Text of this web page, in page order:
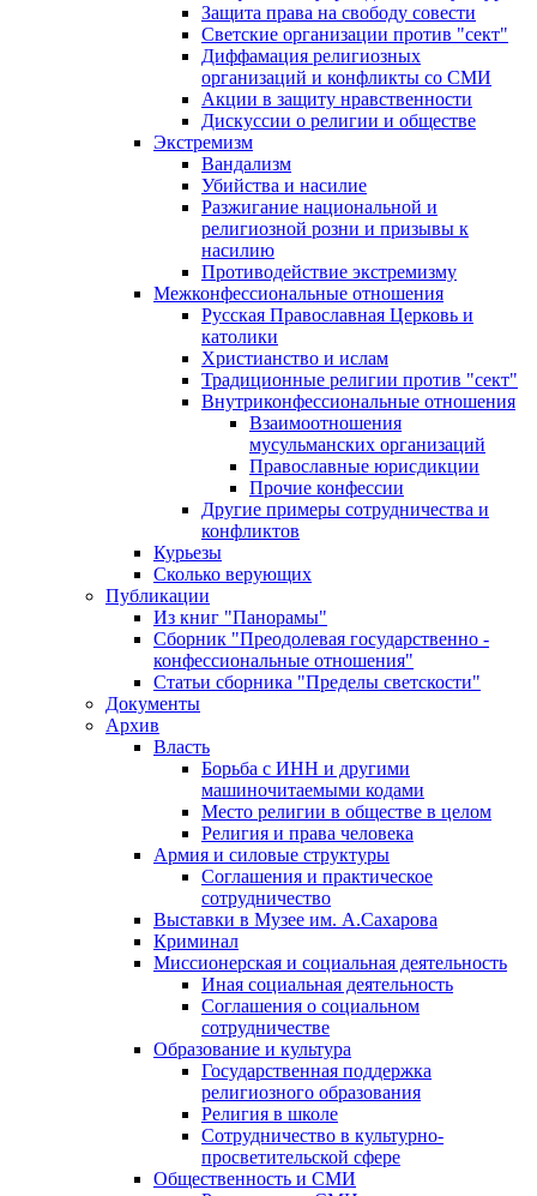
Защита права на свободу совести
Светские организации против "сект"
Диффамация религиозных
организаций и конфликты со СМИ
Акции в защиту нравственности
Дискуссии о религии и обществе
Экстремизм
Вандализм
Убийства и насилие
Разжигание национальной и
религиозной розни и призывы к
насилию
Противодействие экстремизму
Межконфессиональные отношения
Русская Православная Церковь и
католики
Христианство и ислам
Традиционные религии против "сект"
Внутриконфессиональные отношения
Взаимоотношения
мусульманских организаций
Православные юрисдикции
Прочие конфессии
Другие примеры сотрудничества и
конфликтов
Курьезы
Сколько верующих
Публикации
Из книг "Панорамы"
Сборник "Преодолевая государственно -
конфессиональные отношения"
Статьи сборника "Пределы светскости"
Документы
Архив
Власть
Борьба с ИНН и другими
машиночитаемыми кодами
Место религии в обществе в целом
Религия и права человека
Армия и силовые структуры
Соглашения и практическое
сотрудничество
Выставки в Музее им. А.Сахарова
Криминал
Миссионерская и социальная деятельность
Иная социальная деятельность
Соглашения о социальном
сотрудничестве
Образование и культура
Государственная поддержка
религиозного образования
Религия в школе
Сотрудничество в культурно-
просветительской сфере
Общественность и СМИ